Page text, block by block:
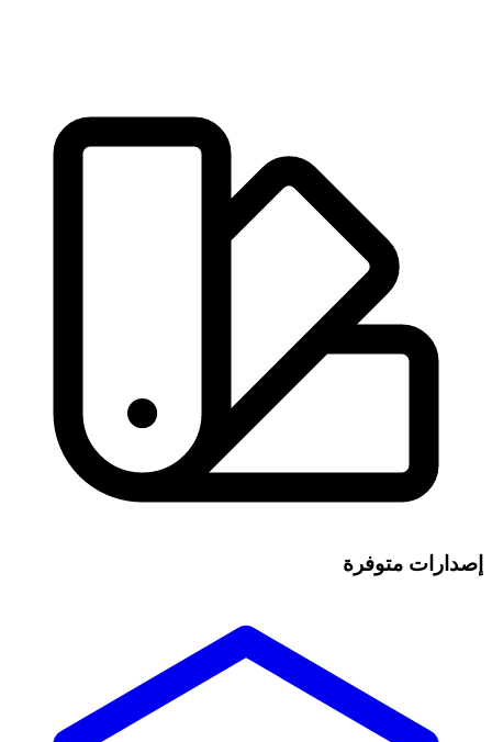
إصدارات متوفرة